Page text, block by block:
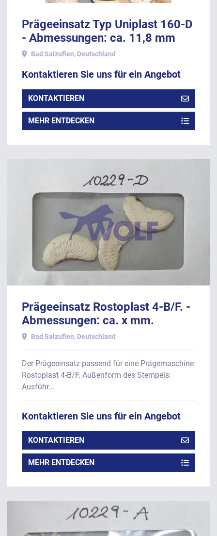
Prägeeinsatz Typ Uniplast 160-D
- Abmessungen: ca. 11,8 mm
Durchmesser (rund).
Bad Salzuflen, Deutschland
Kontaktieren Sie uns für ein Angebot
KONTAKTIEREN
MEHR ENTDECKEN
Prägeeinsatz Rostoplast 4-B/F. -
Abmessungen: ca. x mm.
Bad Salzuflen, Deutschland
Der Prägeeinsatz passend für eine Prägemaschine
Rostoplast 4-B/F. Außenform des Stempels:
Ausführ...
Kontaktieren Sie uns für ein Angebot
KONTAKTIEREN
MEHR ENTDECKEN